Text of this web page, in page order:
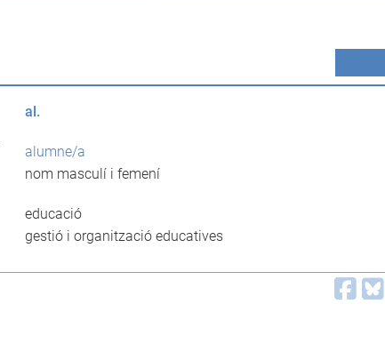
al.
alumne/a
nom masculí i femení
educació
gestió i organització educatives